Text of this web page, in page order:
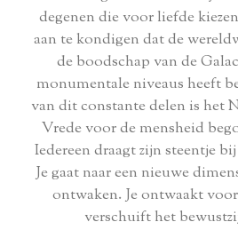
degenen die voor liefde
aan te kondigen dat de
de boodschap van de
monumentale niveaus heeft
van dit constante delen is het
Vrede voor de mensheid
Iedereen draagt ​​zijn steentje
Je gaat naar een nieuwe
ontwaken. Je ontwaakt
verschuift het